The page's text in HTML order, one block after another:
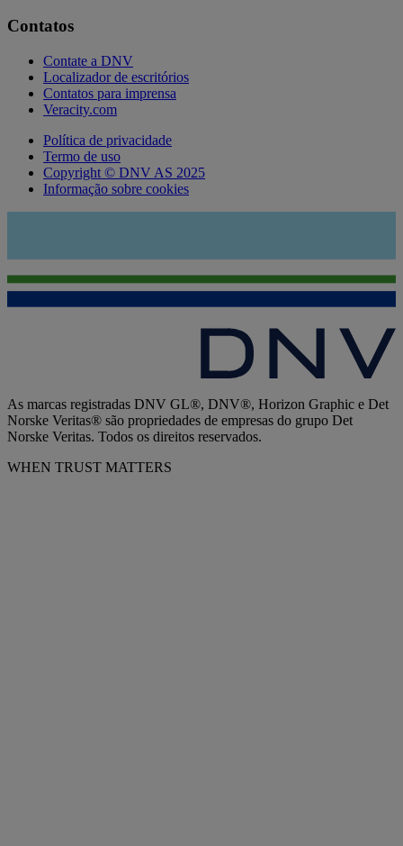
Contatos
Contate a DNV
Localizador de escritórios
Contatos para imprensa
Veracity.com
Política de privacidade
Termo de uso
Copyright © DNV AS 2025
Informação sobre cookies
As marcas registradas DNV GL®, DNV®, Horizon Graphic e Det
Norske Veritas® são propriedades de empresas do grupo Det
Norske Veritas. Todos os direitos reservados.
WHEN TRUST MATTERS